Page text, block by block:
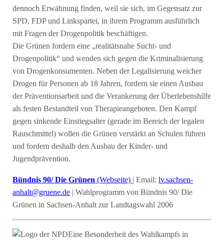
dennoch Erwähnung finden, weil sie sich, im Gegensatz zur
SPD, FDP und Linkspartei, in ihrem Programm ausführlich
mit Fragen der Drogenpolitik beschäftigen.
Die Grünen fordern eine „realitätsnahe Sucht- und
Drogenpolitik“ und wenden sich gegen die Kriminalisierung
von Drogenkonsumenten. Neben der Legalisierung weicher
Drogen für Personen ab 18 Jahren, fordern sie einen Ausbau
der Präventionsarbeit und die Verankerung der Überlebenshilfe
als festen Bestandteil von Therapieangeboten. Den Kampf
gegen sinkende Einstiegsalter (gerade im Bereich der legalen
Rauschmittel) wollen die Grünen verstärkt an Schulen führen
und fordern deshalb den Ausbau der Kinder- und
Jugendprävention.
Bündnis 90/ Die Grünen (Webseite) | Email:lv.sachsen-
anhalt@gruene.de | Wahlprogramm von Bündnis 90/ Die
Grünen in Sachsen-Anhalt zur Landtagswahl 2006
Eine Besonderheit des Wahlkampfs in